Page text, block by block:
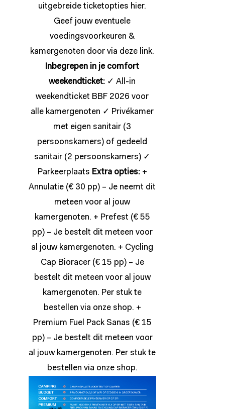
uitgebreide ticketopties hier.
Geef jouw eventuele
voedingsvoorkeuren &
kamergenoten door via deze link.
Inbegrepen in je comfort
weekendticket: ✓ All-in
weekendticket BBF 2026 voor
alle kamergenoten ✓ Privékamer
met eigen sanitair (3
persoonskamers) of gedeeld
sanitair (2 persoonskamers) ✓
Parkeerplaats Extra opties:+
Annulatie (€ 30 pp) – Je neemt dit
meteen voor al jouw
kamergenoten. + Prefest (€ 55
pp) – Je bestelt dit meteen voor
al jouw kamergenoten. + Cycling
Cap Bioracer (€ 15 pp) – Je
bestelt dit meteen voor al jouw
kamergenoten. Per stuk te
bestellen via onze shop. +
Premium Fuel Pack Sanas (€ 15
pp) – Je bestelt dit meteen voor
al jouw kamergenoten. Per stuk te
bestellen via onze shop.